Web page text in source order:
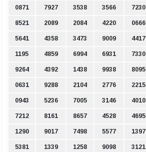
0871 7927 3538 3566 7230
8521 2089 2084 4220 0666
5641 4358 3473 9009 4417
1195 4859 6994 6931 7330
9264 4392 1438 9938 8095
0631 9288 2104 2776 2215
0943 5236 7005 3146 4010
7212 8161 8657 4528 4695
1290 9017 7498 5577 1397
5381 1339 1258 9098 3121